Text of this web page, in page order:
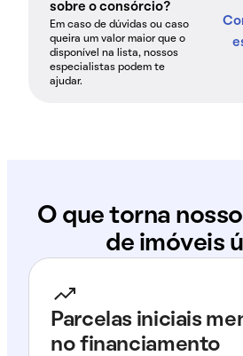
sobre o consórcio?
Em caso de dúvidas ou caso
queira um valor maior que o
disponível na lista, nossos
especialistas podem te
ajudar.
O que torna
de imóveis
Parcelas iniciais
no financiamento